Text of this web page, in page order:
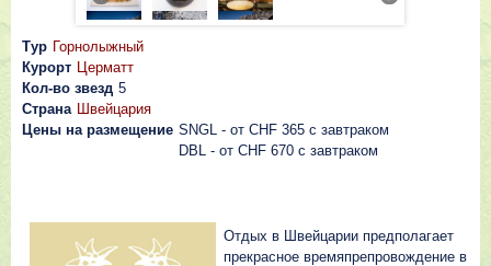
Тур Горнолыжный
Курорт Церматт
Кол-во звезд 5
Страна Швейцария
Цены на размещение SNGL - oт CHF 365 c завтраком
DBL - oт CHF 670 c завтраком
Отдых в Швейцарии предполагает
прекрасное времяпрепровождение в